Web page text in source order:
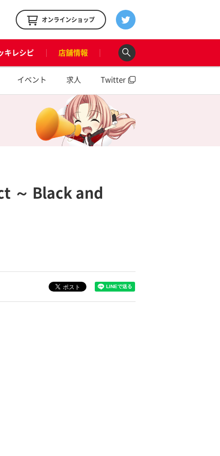
オンラインショップ
キレシピ 店舗情報
イベント 求人 Twitter
～ Black and